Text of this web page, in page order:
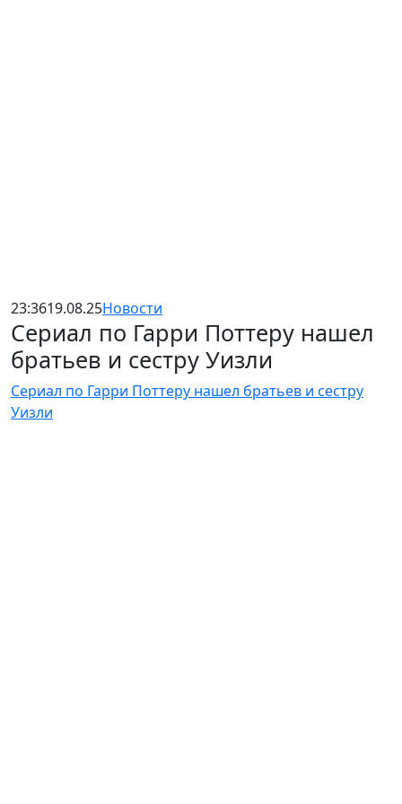
23:3619.08.25Новости
Сериал по Гарри Поттеру нашел
братьев и сестру Уизли
Сериал по Гарри Поттеру нашел братьев и сестру
Уизли